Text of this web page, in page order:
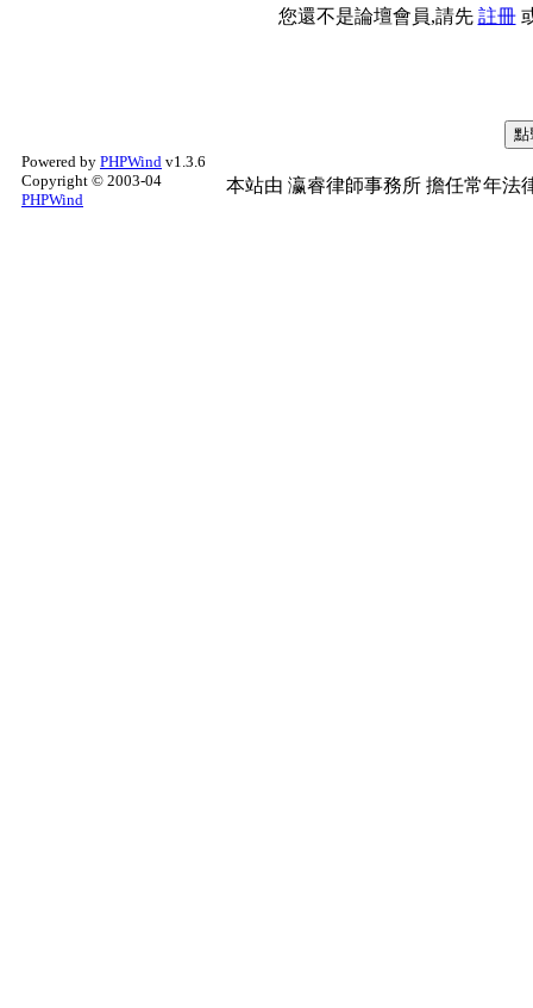
您還不是論壇會員,請先 註冊
Powered by PHPWind v1.3.6
Copyright © 2003-04
PHPWind
本站由 瀛睿律師事務所 擔任常年法